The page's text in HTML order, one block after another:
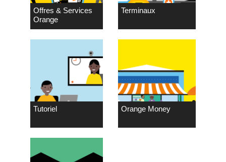
Offres & Services
Orange
Terminaux
Tutoriel Orange Money